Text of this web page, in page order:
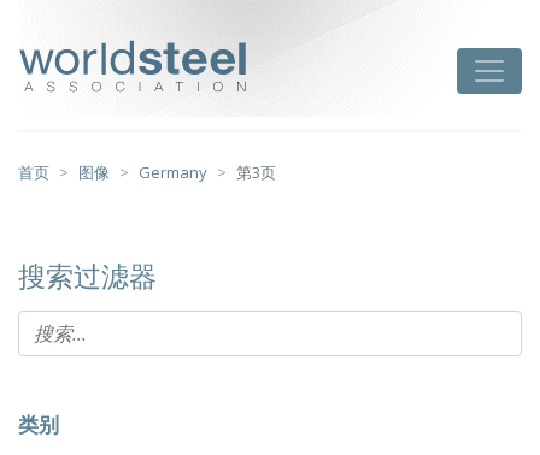
首页 图像 Germany 第3页
搜索过滤器
类别